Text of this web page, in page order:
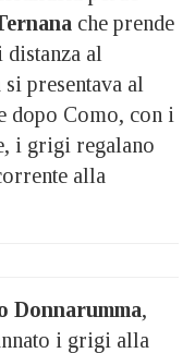
che prende
al
presentava al
dopo Como, con i
i grigi regalano
alla
Donnarumma,
i grigi alla